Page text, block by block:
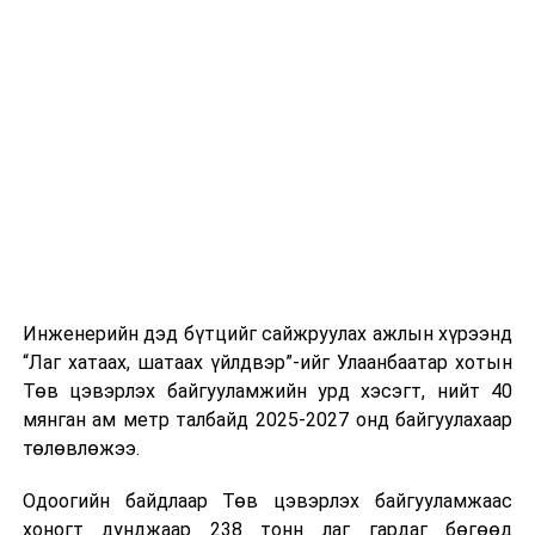
Инженерийн дэд бүтцийг сайжруулах ажлын хүрээнд
“Лаг хатаах, шатаах үйлдвэр”-ийг Улаанбаатар хотын
Төв цэвэрлэх байгууламжийн урд хэсэгт, нийт 40
мянган ам метр талбайд 2025-2027 онд байгуулахаар
төлөвлөжээ.
Одоогийн байдлаар Төв цэвэрлэх байгууламжаас
хоногт дунджаар 238 тонн лаг гардаг бөгөөд